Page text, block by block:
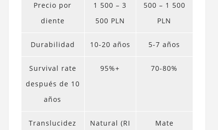
Precio por
diente
1 500 – 3
500 PLN
500 – 1 500
PLN
Durabilidad 10-20 años 5-7 años
Survival rate
después de 10
años
95%+ 70-80%
Translucidez
Natural (RI
Mate